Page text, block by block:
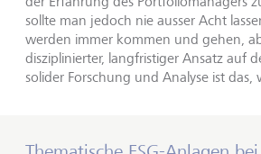
sollte man jedoch nie ausser Acht
werden immer kommen und gehen,
disziplinierter, langfristiger Ansatz auf
solider Forschung und Analyse ist das,